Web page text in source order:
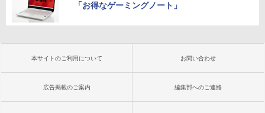
「お得なゲーミングノート」
本サイトのご利用について お問い合わせ
広告掲載のご案内 編集部へのご連絡